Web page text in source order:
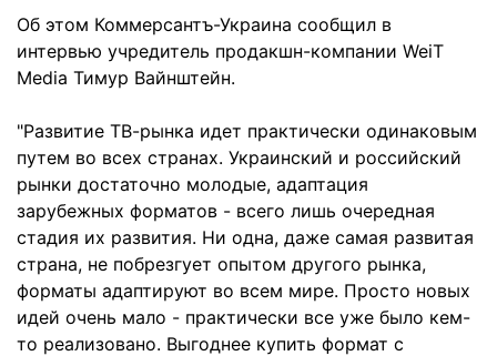
Об этом Коммерсантъ-Украина сообщил в
интервью учредитель продакшн-компании WeiT
Media Тимур Вайнштейн.
"Развитие ТВ-рынка идет практически одинаковым
путем во всех странах. Украинский и российский
рынки достаточно молодые, адаптация
зарубежных форматов - всего лишь очередная
стадия их развития. Ни одна, даже самая развитая
страна, не побрезгует опытом другого рынка,
форматы адаптируют во всем мире. Просто новых
идей очень мало - практически все уже было кем-
то реализовано. Выгоднее купить формат с